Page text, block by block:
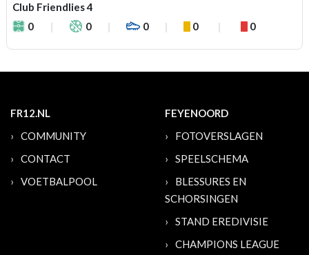
Club Friendlies 4
0
0 0 0 0
FR12.NL
COMMUNITY
CONTACT
VOETBALPOOL
FEYENOORD
FOTOVERSLAGEN
SPEELSCHEMA
BLESSURES EN
SCHORSINGEN
STAND EREDIVISIE
CHAMPIONS LEAGUE